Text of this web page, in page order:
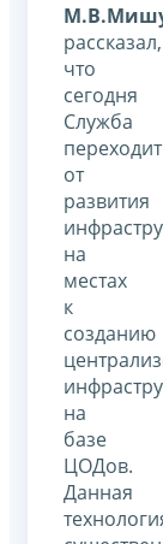
рассказал,
что
сегодня
Служба
переходит
от
развития
на
местах
к
созданию
на
базе
ЦОДов.
Данная